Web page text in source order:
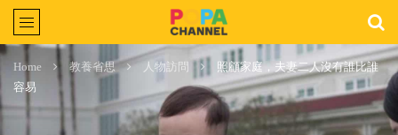
Home 教養省思 人物訪問
照顧家庭，夫妻二人沒有誰比誰
容易